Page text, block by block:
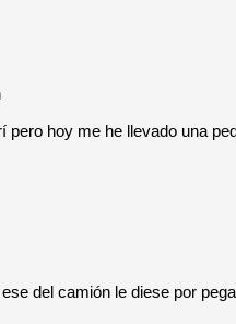
hoy me he llevado una
del camión le diese por